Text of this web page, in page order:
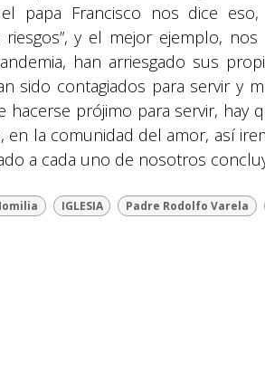
el papa Francisco nos dice
riesgos”, y el mejor ejemplo,
han arriesgado sus
sido contagiados para servir y
hacerse prójimo para servir,
en la comunidad del amor, así
a cada uno de nosotros
IGLESIA Padre Rodolfo Varela
derechos reservados.